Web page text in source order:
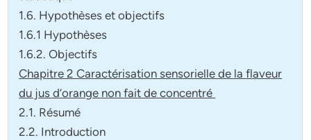
1.6. Hypothèses et objectifs
1.6.1 Hypothèses
1.6.2. Objectifs
Chapitre 2 Caractérisation sensorielle de la flaveur
du jus d’orange non fait de concentré
2.1. Résumé
2.2. Introduction